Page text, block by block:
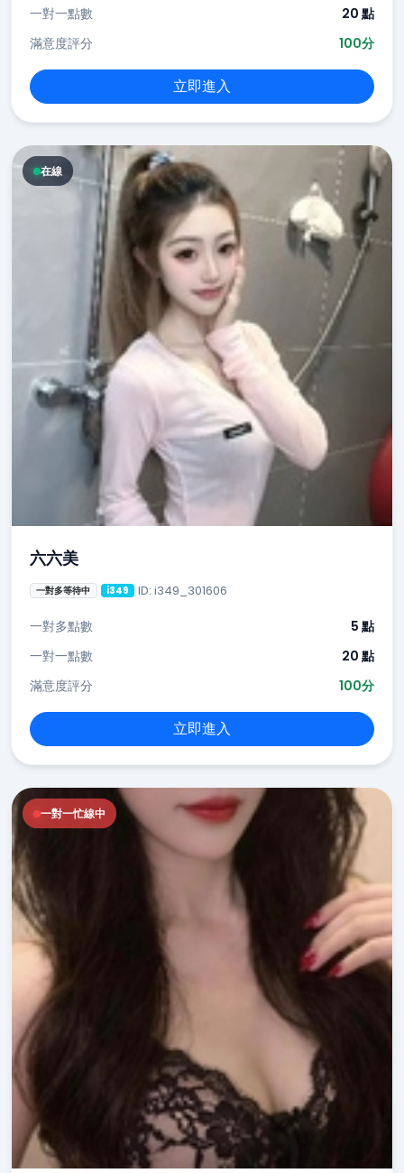
一對一點數
20 點
滿意度評分
100分
立即進入
在線
六六美
一對多等待中 i349 ID: i349_301606
一對多點數
5 點
一對一點數
20 點
滿意度評分
100分
立即進入
一對一忙線中